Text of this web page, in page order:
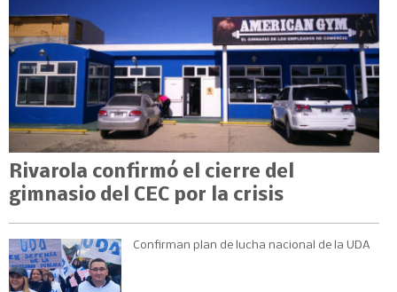
Rivarola confirmó el cierre del
gimnasio del CEC por la crisis
Confirman plan de lucha nacional de la UDA